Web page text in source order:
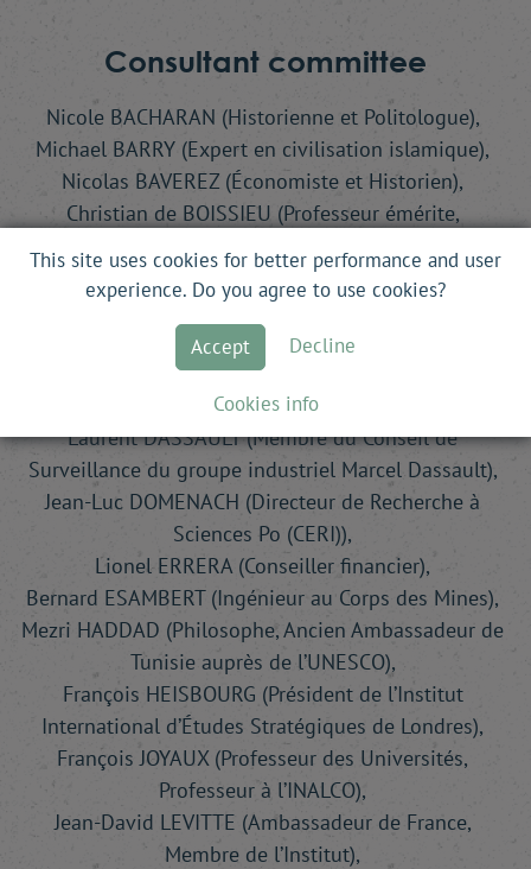
Consultant committee
Nicole BACHARAN (Historienne et Politologue),
Michael BARRY (Expert en civilisation islamique),
Nicolas BAVEREZ (Économiste et Historien),
Christian de BOISSIEU (Professeur émérite,
Albert BRESSAND (Professeur à l’University College
de Londres),
François BUJON de l’ESTANG (Ambassadeur de
France),
Michel CICUREL (Économiste),
Laurent DASSAULT (Membre du Conseil de
Surveillance du groupe industriel Marcel Dassault),
Jean-Luc DOMENACH (Directeur de Recherche à
Sciences Po (CERI)),
Lionel ERRERA (Conseiller financier),
Bernard ESAMBERT (Ingénieur au Corps des Mines),
Mezri HADDAD (Philosophe, Ancien Ambassadeur de
Tunisie auprès de l’UNESCO),
François HEISBOURG (Président de l’Institut
International d’Études Stratégiques de Londres),
François JOYAUX (Professeur des Universités,
Professeur à l’INALCO),
Jean-David LEVITTE (Ambassadeur de France,
Membre de l’Institut),
This site uses cookies for better performance and user
experience. Do you agree to use cookies?
Accept Decline
Cookies info